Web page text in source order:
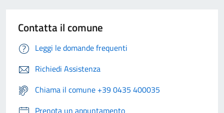
Contatta il comune
Leggi le domande frequenti
Richiedi Assistenza
Chiama il comune +39 0435 400035